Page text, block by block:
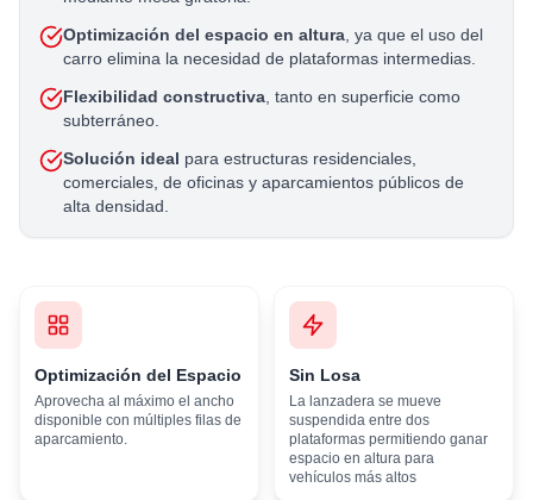
Optimización del espacio en altura , ya que el uso del
carro elimina la necesidad de plataformas intermedias.
Flexibilidad constructiva , tanto en superficie como
subterráneo.
Solución ideal para estructuras residenciales,
comerciales, de oficinas y aparcamientos públicos de
alta densidad.
Optimización del Espacio
Aprovecha al máximo el ancho
disponible con múltiples filas de
aparcamiento.
Sin Losa
La lanzadera se mueve
suspendida entre dos
plataformas permitiendo ganar
espacio en altura para
vehículos más altos